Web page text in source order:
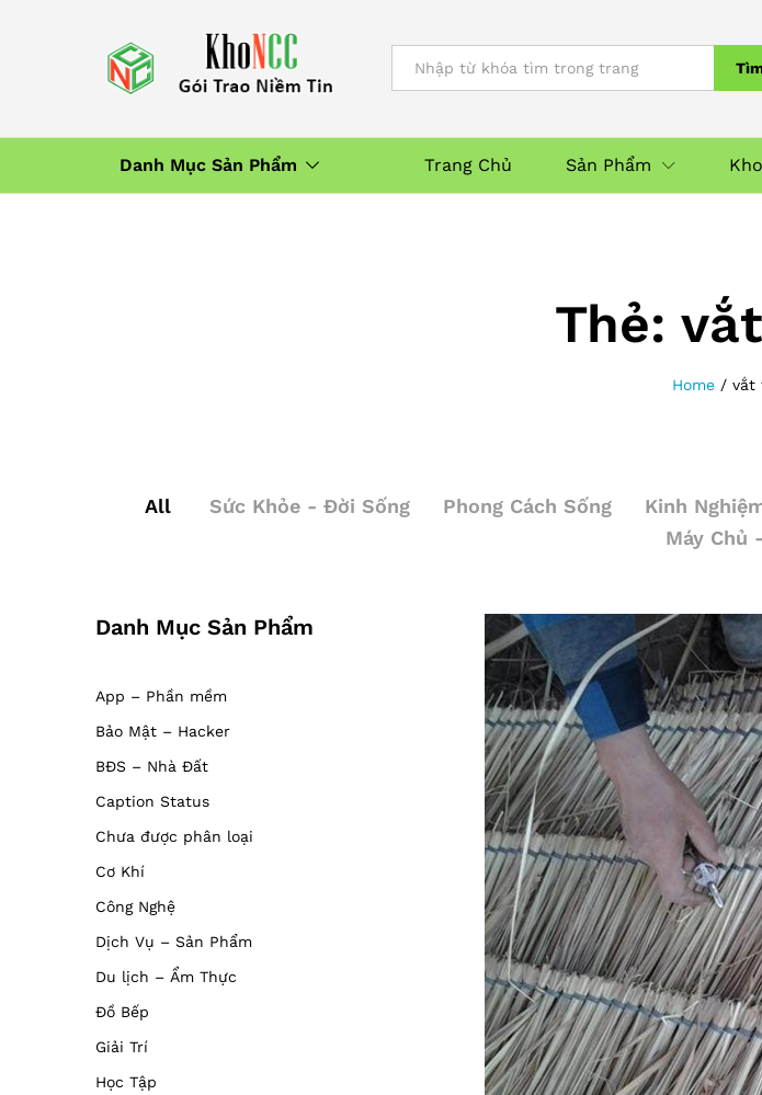
Danh Mục Sản Phẩm Trang Chủ Sản Phẩm
Thẻ:
Home / vắt
All Sức Khỏe - Đời Sống Phong Cách Sống Kinh
Máy Chủ
Danh Mục Sản Phẩm
App – Phần mềm
Bảo Mật – Hacker
BĐS – Nhà Đất
Caption Status
Chưa được phân loại
Cơ Khí
Công Nghệ
Dịch Vụ – Sản Phẩm
Du lịch – Ẩm Thực
Đồ Bếp
Giải Trí
Học Tập